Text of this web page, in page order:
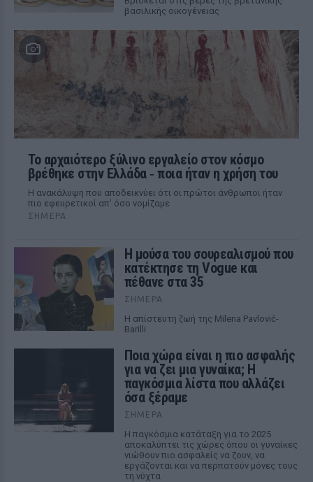
βασιλικής οικογένειας
Το αρχαιότερο ξύλινο εργαλείο στον κόσμο
βρέθηκε στην Ελλάδα ‑ ποια ήταν η χρήση του
Η ανακάλυψη που αποδεικνύει ότι οι πρώτοι άνθρωποι ήταν
πιο εφευρετικοί απ’ όσο νομίζαμε
ΣΉΜΕΡΑ
Η μούσα του σουρεαλισμού που
κατέκτησε τη Vogue και
πέθανε στα 35
ΣΉΜΕΡΑ
Η απίστευτη ζωή της Milena Pavlović-
Barilli
Ποια χώρα είναι η πιο ασφαλής
για να ζει μια γυναίκα; Η
παγκόσμια λίστα που αλλάζει
όσα ξέραμε
ΣΉΜΕΡΑ
Η παγκόσμια κατάταξη για το 2025
αποκαλύπτει τις χώρες όπου οι γυναίκες
νιώθουν πιο ασφαλείς να ζουν, να
εργάζονται και να περπατούν μόνες τους
τη νύχτα